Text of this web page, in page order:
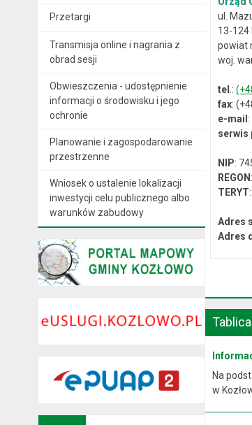
Przetargi
Transmisja online i nagrania z
obrad sesji
Obwieszczenia - udostępnienie
informacji o środowisku i jego
ochronie
Planowanie i zagospodarowanie
przestrzenne
Wniosek o ustalenie lokalizacji
inwestycji celu publicznego albo
warunków zabudowy
ul.
13-124
powiat
woj.
tel .:
fax:
e-mail :
serwis
NIP:
REGON
TERYT
Adres
Adres
Na
w